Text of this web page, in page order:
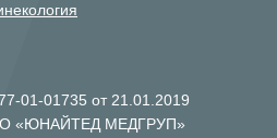
01-01735 от 21.01.2019
«ЮНАЙТЕД МЕДГРУП»